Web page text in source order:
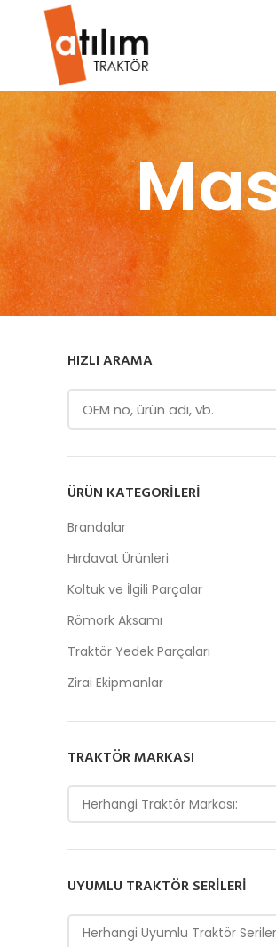
HIZLI ARAMA
ÜRÜN KATEGORILERI
Brandalar
Hırdavat Ürünleri
Koltuk ve İlgili Parçalar
Römork Aksamı
Traktör Yedek Parçaları
Zirai Ekipmanlar
TRAKTÖR MARKASI
Herhangi Traktör Markası:
UYUMLU TRAKTÖR SERILERI
Herhangi Uyumlu Traktör